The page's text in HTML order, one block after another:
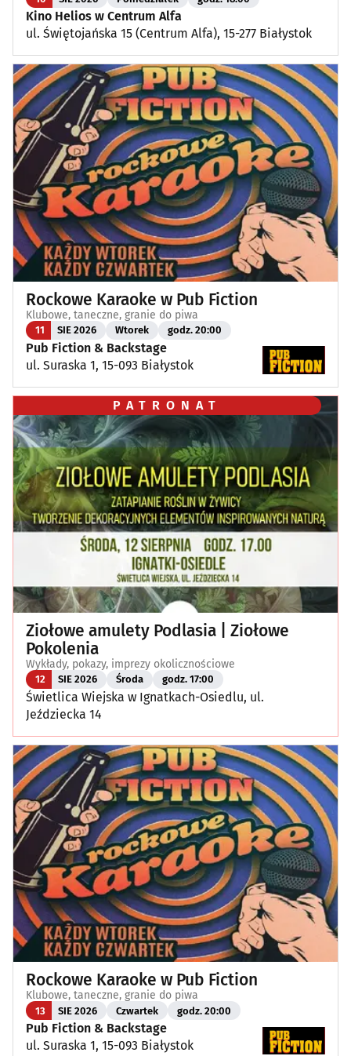
Kino Helios w Centrum Alfa
ul. Świętojańska 15 (Centrum Alfa), 15-277 Białystok
Rockowe Karaoke w Pub Fiction
Klubowe, taneczne, granie do piwa
11 SIE 2026 Wtorek godz. 20:00
Pub Fiction & Backstage
ul. Suraska 1, 15-093 Białystok
PATRONAT
Ziołowe amulety Podlasia | Ziołowe
Pokolenia
Wykłady, pokazy, imprezy okolicznościowe
12 SIE 2026 Środa godz. 17:00
Świetlica Wiejska w Ignatkach-Osiedlu, ul.
Jeździecka 14
Rockowe Karaoke w Pub Fiction
Klubowe, taneczne, granie do piwa
13 SIE 2026 Czwartek godz. 20:00
Pub Fiction & Backstage
ul. Suraska 1, 15-093 Białystok